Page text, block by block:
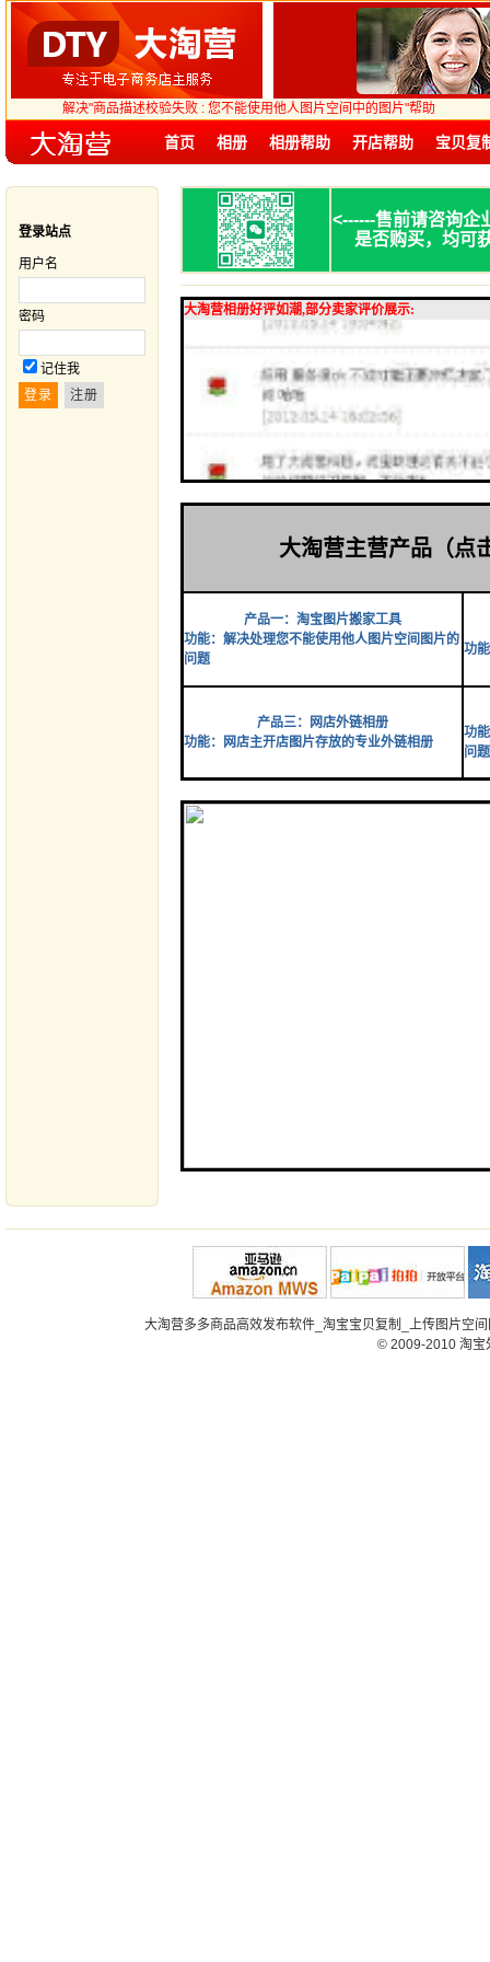
解决"商品描述校验失败 : 您不能使用他人图片空间中的图片"帮助
首页 相册 相册帮助 开店帮助 宝贝复
登录站点
用户名
密码
记住我
<------售前请咨询企
是否购买，均可
大淘营相册好评如潮,部分卖家评价展示:
大淘营主营产品（点
产品一：淘宝图片搬家工具
功能：解决处理您不能使用他人图片空间图片的
问题
功
产品三：网店外链相册
功能：网店主开店图片存放的专业外链相册
功
问题
大淘营多多商品高效发布软件_淘宝宝贝复制_上传图片空
© 2009-2010 淘宝